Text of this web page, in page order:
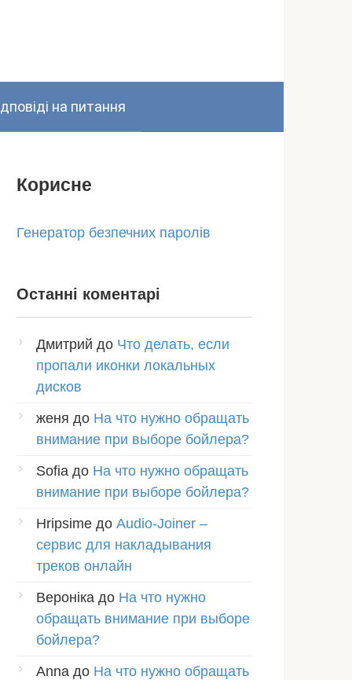
на питання
Корисне
Генератор безпечних паролів
Останні коментарі
Дмитрий до Что делать, если
пропали иконки локальных
дисков
женя до На что нужно обращать
внимание при выборе бойлера?
Sofia до На что нужно обращать
внимание при выборе бойлера?
Hripsime до Audio-Joiner –
сервис для накладывания
треков онлайн
Вероніка до На что нужно
обращать внимание при выборе
бойлера?
Anna до На что нужно обращать